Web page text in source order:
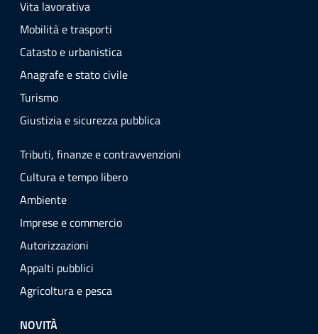
Vita lavorativa
Mobilità e trasporti
Catasto e urbanistica
Anagrafe e stato civile
Turismo
Giustizia e sicurezza pubblica
Tributi, finanze e contravvenzioni
Cultura e tempo libero
Ambiente
Imprese e commercio
Autorizzazioni
Appalti pubblici
Agricoltura e pesca
NOVITÀ